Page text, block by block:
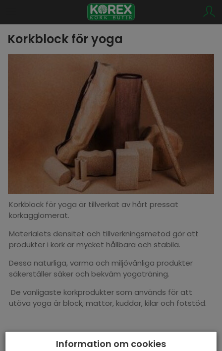
Korkblock för yoga
Korkblock för yoga är tillverkat av hårt pressat
korkagglomerat.
Materialets densitet och tillverkningsmetod gör att
produkter i kork är mycket hållbara och stabila.
Dessa naturliga, varma och miljövänliga produkter
säkerställer säker och bekväm yogaträning.
De vanligaste korkprodukter som används för att
utöva yoga är block, mattor, kuddar, kilar och fotstöd.
Information om cookies